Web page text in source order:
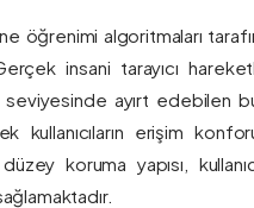
öğrenimi algoritmaları
insani tarayıcı
seviyesinde ayırt edebilen
kullanıcıların erişim
koruma yapısı,